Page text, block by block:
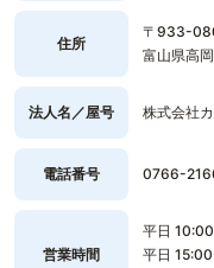
住所
〒933-
富山県高
法人名／屋号 株式会社
電話番号 0766-
営業時間
平日
平日